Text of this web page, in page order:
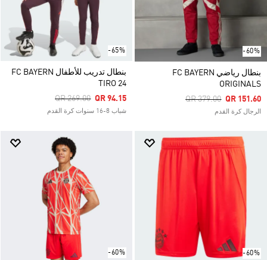
-60%
بنطال رياضي FC BAYERN
ORIGINALS
Price Reduced From
QR 379.00ToQR 151.60
الرجال كرة القدم
-65%
بنطال تدريب للأطفال FC BAYERN
TIRO 24
Price Reduced From
QR 269.00ToQR 94.15
شباب 8-16 سنوات كرة القدم
-60%
-60%